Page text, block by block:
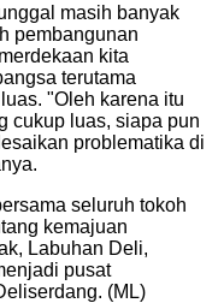
masih banyak
pembangunan
kita
terutama
"Oleh karena itu
cukup luas, siapa pun
problematika di
seluruh tokoh
kemajuan
Labuhan Deli,
pusat
(ML)